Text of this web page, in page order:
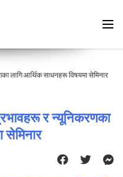
लागि आर्थिक साधनहरू विषयमा सेमिनार
र न्यूनिकरणका
सेमिनार